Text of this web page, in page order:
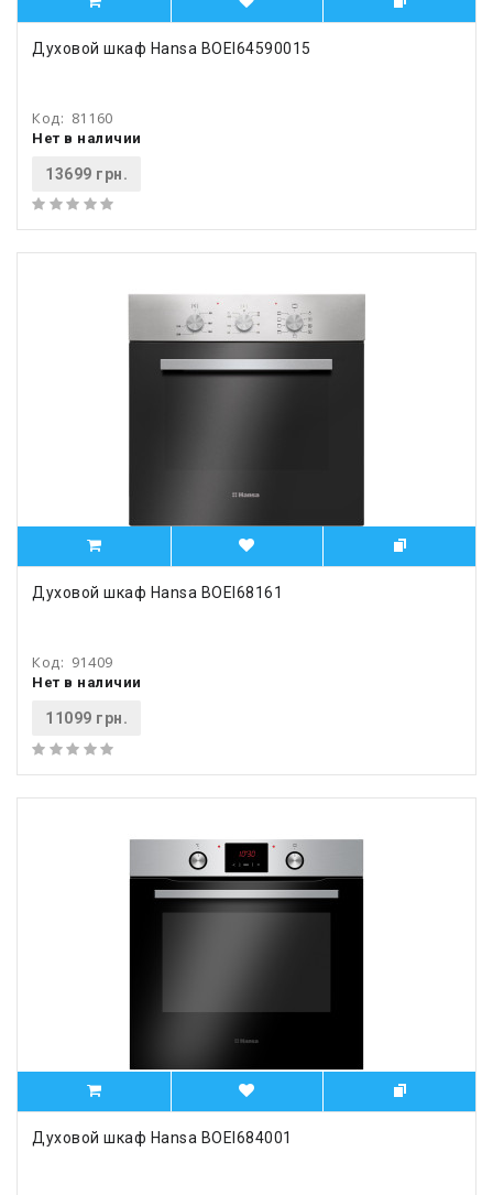
Духовой шкаф Hansa BOEI64590015
Код: 81160
Нет в наличии
13699 грн.
Духовой шкаф Hansa BOEI68161
Код: 91409
Нет в наличии
11099 грн.
Духовой шкаф Hansa BOEI684001